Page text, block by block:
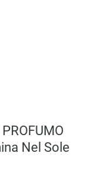
Nel Sole